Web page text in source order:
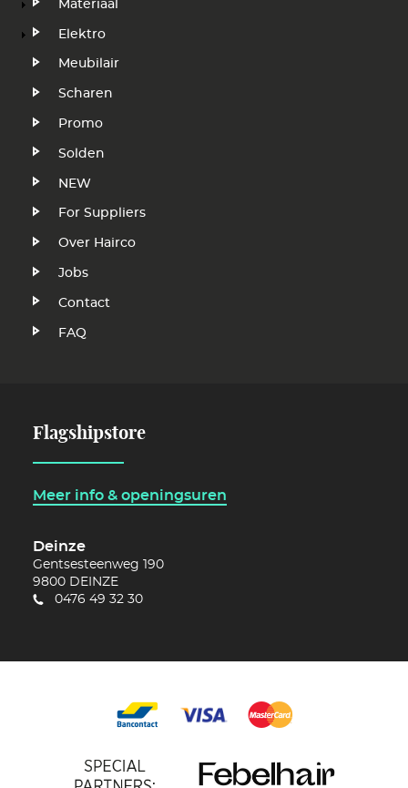
Materiaal
Elektro
Meubilair
Scharen
Promo
Solden
NEW
VoetFor Suppliers
Over Hairco
Jobs
Contact
FAQ
Flagshipstore
Meer info & openingsuren
Deinze
Gentsesteenweg 190
9800 DEINZE
0476 49 32 30